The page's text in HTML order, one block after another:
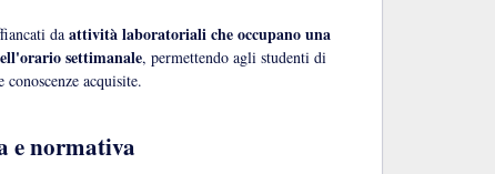
da attività laboratoriali che occupano una
settimanale, permettendo agli studenti di
acquisite.
e normativa